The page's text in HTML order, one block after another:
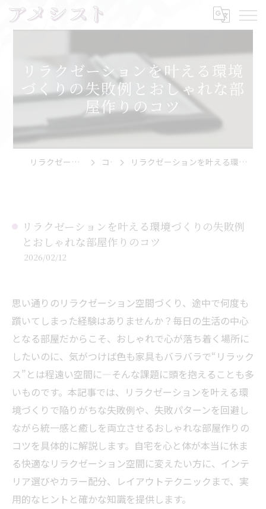
リラクゼーションを叶える環境
づくりの失敗例とおしゃれな部
屋作りのコツ
リラクゼーションならアメシスト コラム リラクゼーションを叶える環境づくりの失敗例とおしゃれな部屋作りのコツ
リラクゼーションを叶える環境づくりの失敗例
とおしゃれな部屋作りのコツ
2026/02/12
思い通りのリラクゼーション空間づくり、途中で何度も
躓いてしまった経験はありませんか？毎日の生活の中心
となる部屋だからこそ、おしゃれで心が落ち着く場所に
したいのに、気がつけば色も家具もバラバラで“リラック
ス”とは程遠い空間に—そんな課題に頭を抱えることも多
いものです。本記事では、リラクゼーションを叶える環
境づくりで陥りがちな失敗例や、失敗パターンを回避し
ながら統一感と癒しを両立させるおしゃれな部屋作りの
コツを具体的に解説します。自宅を心と体が本当に休ま
る快適なリラクゼーション空間に変えたい方に、インテ
リア選びやカラー配分、レイアウトテクニックまで、実
用的なヒントと確かな知識を提供します。